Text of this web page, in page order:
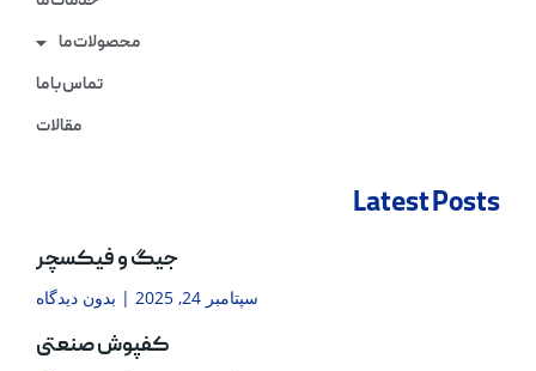
محصولات ما
تماس با ما
مقالات
Latest Posts
جیگ و فیکسچر
سپتامبر 24, 2025 بدون دیدگاه
کفپوش صنعتی